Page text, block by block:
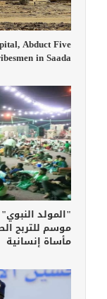
Abduct Five
in Saada
"المولد
موسم للتربح
مأساة إنسانية